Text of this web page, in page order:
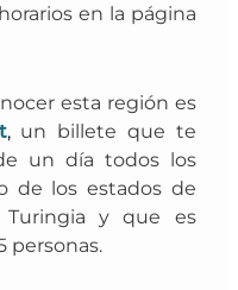
en la página
esta región es
, un billete que te
un día todos los
de los estados de
Turingia y que es
personas.